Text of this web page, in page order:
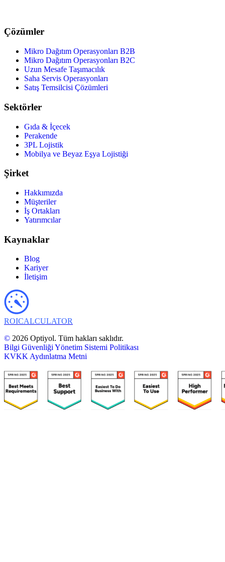
Çözümler
Mikro Dağıtım Operasyonları B2B
Mikro Dağıtım Operasyonları B2C
Uzun Mesafe Taşımacılık
Saha Servis Operasyonları
Satış Temsilcisi Çözümleri
Sektörler
Gıda & İçecek
Perakende
3PL Lojistik
Mobilya ve Beyaz Eşya Lojistiği
Şirket
Hakkımızda
Müşteriler
İş Ortakları
Yatırımcılar
Kaynaklar
Blog
Kariyer
İletişim
ROICALCULATOR
© 2026 Optiyol. Tüm hakları saklıdır.
Bilgi Güvenliği Yönetim Sistemi Politikası
KVKK Aydınlatma Metni